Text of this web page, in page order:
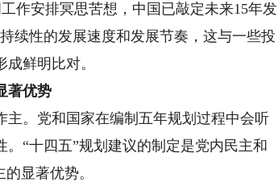
作安排冥思苦想，中国已敲定未来15年发
续性的发展速度和发展节奏，这与一些投
鲜明比对。
著优势
。党和国家在编制五年规划过程中会听
“十四五”规划建议的制定是党内民主和
显著优势。